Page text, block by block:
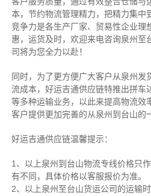
本，节约物流管理精力，把精力集中
竞争力是各生产厂家、贸易性企业理
惠，运货及时，欢迎来电咨询泉州至
司将为您全力以赴！
同时，为了更方便广大客户从泉州发
流成本，好运吉通供应链特推出拼车
等多种运输业务，以此来提高物流效
客户提供更加完善的从泉州到台山的
好运吉通供应链温馨提示：
1、以上泉州到台山物流专线价格只
有不同，具体价格以客服报价为准。
2、以上泉州 至台山货运公司的运输